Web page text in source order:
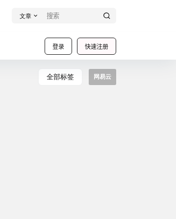
文章
登录 快速注册
全部标签 网易云